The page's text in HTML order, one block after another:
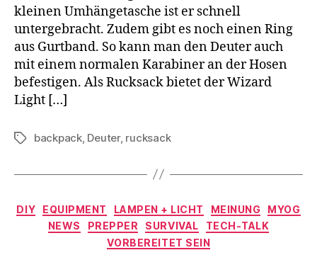
kleinen Umhängetasche ist er schnell
untergebracht. Zudem gibt es noch einen Ring
aus Gurtband. So kann man den Deuter auch
mit einem normalen Karabiner an der Hosen
befestigen. Als Rucksack bietet der Wizard
Light […]
Schlagwörter
backpack, Deuter, rucksack
Kategorien
DIY EQUIPMENT LAMPEN + LICHT MEINUNG
MYOG
NEWS
PREPPER SURVIVAL
TECH-TALK
VORBEREITET SEIN